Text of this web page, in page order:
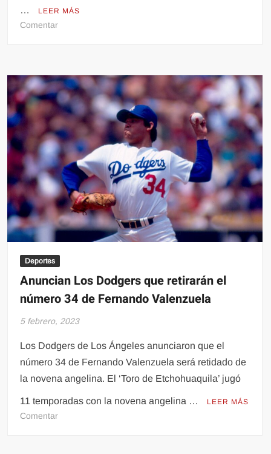
… LEER MÁS
Comentaren
Guinness
del
cóctel
de
camarón
más
grande
del
mundo
Deportes
Anuncian Los Dodgers que retirarán el
número 34 de Fernando Valenzuela
5 febrero, 2023
Los Dodgers de Los Ángeles anunciaron que el
número 34 de Fernando Valenzuela será retidado de
la novena angelina. El ‘Toro de Etchohuaquila’ jugó
11 temporadas con la novena angelina … LEER MÁS
Comentaren